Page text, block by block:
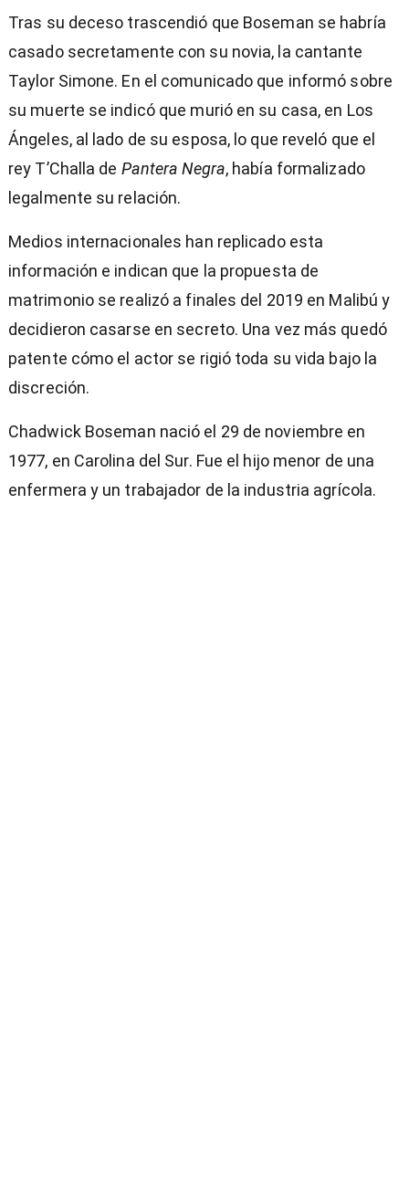
Tras su deceso trascendió que Boseman se habría
casado secretamente con su novia, la cantante
Taylor Simone. En el comunicado que informó sobre
su muerte se indicó que murió en su casa, en Los
Ángeles, al lado de su esposa, lo que reveló que el
rey T’Challa de Pantera Negra, había formalizado
legalmente su relación.
Medios internacionales han replicado esta
información e indican que la propuesta de
matrimonio se realizó a finales del 2019 en Malibú y
decidieron casarse en secreto. Una vez más quedó
patente cómo el actor se rigió toda su vida bajo la
discreción.
Chadwick Boseman nació el 29 de noviembre en
1977, en Carolina del Sur. Fue el hijo menor de una
enfermera y un trabajador de la industria agrícola.